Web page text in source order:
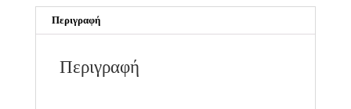
Περιγραφή
Περιγραφή